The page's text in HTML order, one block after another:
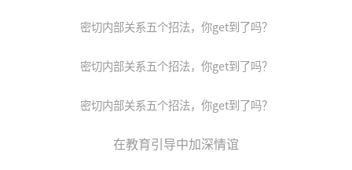
密切内部关系五个招法，你get到了吗？
密切内部关系五个招法，你get到了吗？
密切内部关系五个招法，你get到了吗？
在教育引导中加深情谊